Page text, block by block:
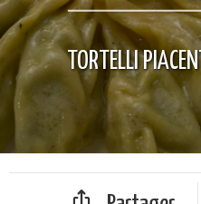
TORTELLI